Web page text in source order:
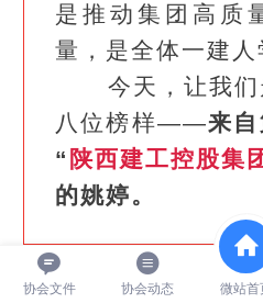
是推动集团高质
量，是全体一建人
今天，让我
八位榜样——来
“ 陕西建工控股集
的姚婷。
协会文件 协会动态 微站首